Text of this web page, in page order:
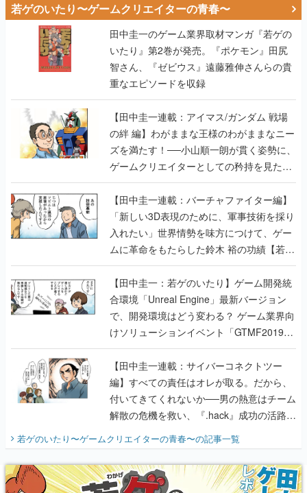
若ゲのいたり〜ゲームクリエイターの青春〜
田中圭一のゲーム業界取材マンガ『若ゲの
いたり』第2巻が発売。『ポケモン』田尻
智さん、『ゼビウス』遠藤雅伸さんらの貴
重なエピソードを収録
【田中圭一連載：アイマス/ガンダム 戦場
の絆 編】わがままな王様のわがままなニー
ズを満たす！──小山順一朗が貫く姿勢に、
ゲームクリエイターとしての矜持を見た
【若ゲのいたり最終回】
【田中圭一連載：バーチャファイター編】
「新しい3D表現のために、軍事技術を採り
入れたい」世界情勢を味方につけて、ゲー
ムに革命をもたらした鈴木 裕の功績【若ゲ
のいたり】
【田中圭一：若ゲのいたり】ゲーム開発統
合環境「Unreal Engine」最新バージョン
で、開発環境はどう変わる？ ゲーム業界向
けソリューションイベント「GTMF2019」
に行って、より理解を深めよう【PR】
【田中圭一連載：サイバーコネクトツー
編】すべての責任はオレが取る。だから、
付いてきてくれないか──男の熱意はチーム
解散の危機を救い、『.hack』成功の活路を
開く。業界の快男児・松山 洋に流れる血は
『少年ジャンプ』色だった【若ゲのいた
り】
若ゲのいたり〜ゲームクリエイターの青春〜の記事一覧